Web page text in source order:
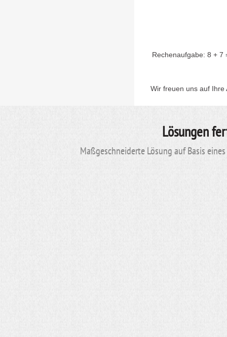
Rechenaufgabe: 8 + 7
Wir freuen uns auf Ihre
Lösungen
Maßgeschneiderte Lösung auf Basis